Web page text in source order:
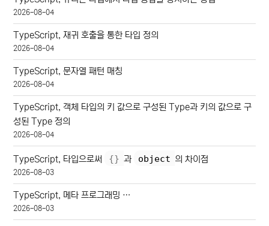
2026-08-04
TypeScript, 재귀 호출을 통한 타입 정의
2026-08-04
TypeScript, 문자열 패턴 매칭
2026-08-04
TypeScript, 객체 타입의 키 값으로 구성된 Type과 키의 값으로 구
성된 Type 정의
2026-08-04
TypeScript, 타입으로써 {} 과 object 의 차이점
2026-08-03
TypeScript, 메타 프로그래밍 …
2026-08-03